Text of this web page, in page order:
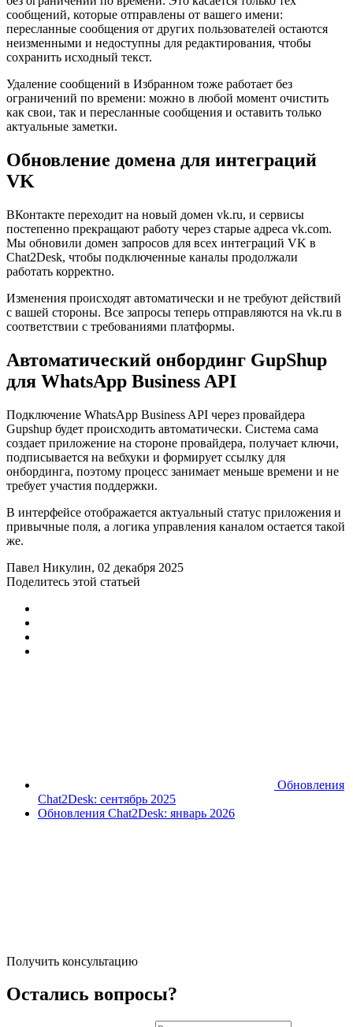
сообщений, которые отправлены от вашего имени:
пересланные сообщения от других пользователей остаются
неизменными и недоступны для редактирования, чтобы
сохранить исходный текст.
Удаление сообщений в Избранном тоже работает без
ограничений по времени: можно в любой момент очистить
как свои, так и пересланные сообщения и оставить только
актуальные заметки.
Обновление домена для интеграций
VK
ВКонтакте переходит на новый домен vk.ru, и сервисы
постепенно прекращают работу через старые адреса vk.com.
Мы обновили домен запросов для всех интеграций VK в
Chat2Desk, чтобы подключенные каналы продолжали
работать корректно.
Изменения происходят автоматически и не требуют действий
с вашей стороны. Все запросы теперь отправляются на vk.ru в
соответствии с требованиями платформы.
Автоматический онбординг GupShup
для WhatsApp Business API
Подключение WhatsApp Business API через провайдера
Gupshup будет происходить автоматически. Система сама
создает приложение на стороне провайдера, получает ключи,
подписывается на вебхуки и формирует ссылку для
онбординга, поэтому процесс занимает меньше времени и не
требует участия поддержки.
В интерфейсе отображается актуальный статус приложения и
привычные поля, а логика управления каналом остается такой
же.
Павел Никулин, 02 декабря 2025
Поделитесь этой статьей
Обновления
Chat2Desk: сентябрь 2025
Обновления Chat2Desk: январь 2026
Получить консультацию
Остались вопросы?